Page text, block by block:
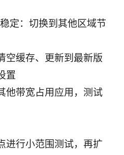
定：切换到其他区域节
空缓存、更新到最新版
置
他带宽占用应用，测试
进行小范围测试，再扩